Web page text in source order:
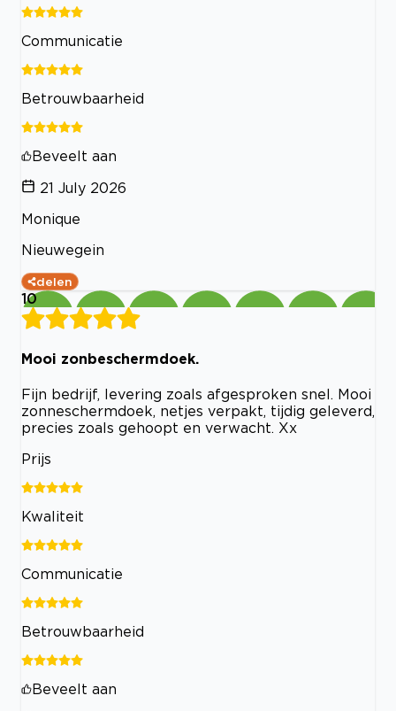
Communicatie
Betrouwbaarheid
Beveelt aan
21 July 2026
Monique
Nieuwegein
delen
10
Mooi zonbeschermdoek.
Fijn bedrijf, levering zoals afgesproken snel. Mooi
zonneschermdoek, netjes verpakt, tijdig geleverd,
precies zoals gehoopt en verwacht. Xx
Prijs
Kwaliteit
Communicatie
Betrouwbaarheid
Beveelt aan